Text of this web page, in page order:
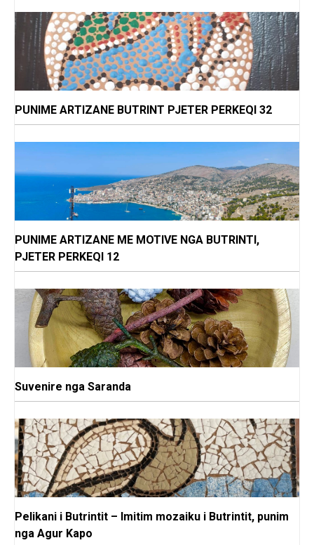
PUNIME ARTIZANE BUTRINT PJETER PERKEQI 32
PUNIME ARTIZANE ME MOTIVE NGA BUTRINTI,
PJETER PERKEQI 12
Suvenire nga Saranda
Pelikani i Butrintit – Imitim mozaiku i Butrintit, punim
nga Agur Kapo